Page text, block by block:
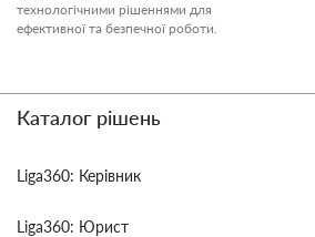
технологічними рішеннями для
ефективної та безпечної роботи.
Каталог рішень
Liga360: Керівник
Liga360: Юрист